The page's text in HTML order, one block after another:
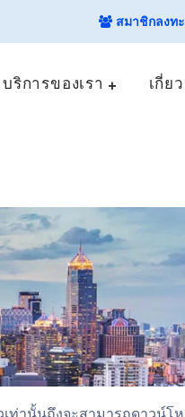
สมาชิกลงท
บริการของเรา เกี่ย